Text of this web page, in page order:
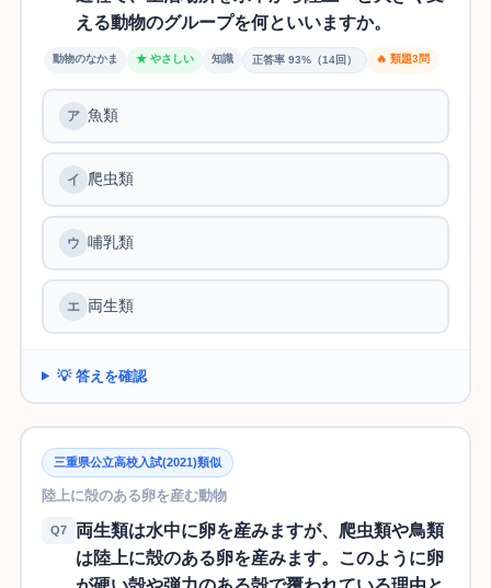
える動物のグループを何といいますか。
動物のなかま ★ やさしい 知識 正答率 93%（14回） 🔥 類題3問
魚類
爬虫類
哺乳類
両生類
💡 答えを確認
三重県公立高校入試(2021)類似
陸上に殻のある卵を産む動物
Q7
両生類は水中に卵を産みますが、爬虫類や鳥類
は陸上に殻のある卵を産みます。このように卵